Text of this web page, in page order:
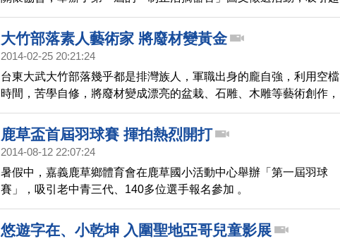
過840件作品報名參賽，今天(2日)得獎名單公布了，帶您一起來瞭
解。
大竹部落素人藝術家 將廢材變黃金
2014-02-25 20:21:24
台東大武大竹部落幾乎都是排灣族人，軍職出身的龐自強，利用空檔
時間，苦學自修，將廢材變成漂亮的盆栽、石雕、木雕等藝術創作，
讓它們的生命再現風華，永續不墜，一起去看看他的故事。
鹿草盃首屆羽球賽 揮拍熱烈開打
2014-08-12 22:07:24
暑假中，嘉義鹿草鄉體育會在鹿草國小活動中心舉辦「第一屆羽球
賽」，吸引老中青三代、140多位選手報名參加 。
悠遊字在、小乾坤 入圍聖地亞哥兒童影展